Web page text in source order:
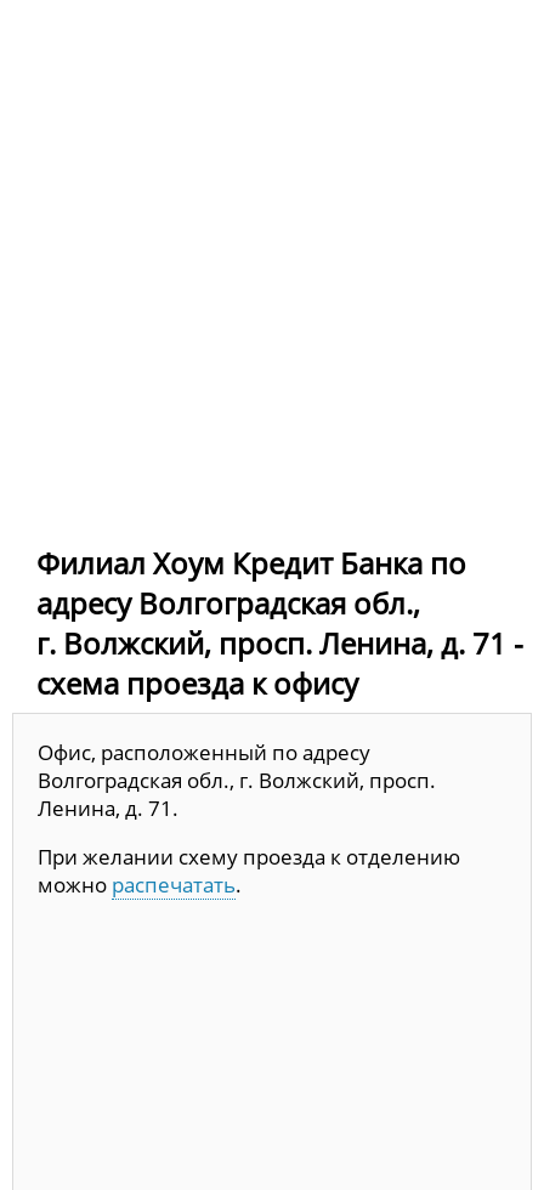
Филиал Хоум Кредит Банка по
адресу Волгоградская обл.,
г. Волжский, просп. Ленина, д. 71 -
схема проезда к офису
Офис, расположенный по адресу
Волгоградская обл., г. Волжский, просп.
Ленина, д. 71.
При желании схему проезда к отделению
можно распечатать.